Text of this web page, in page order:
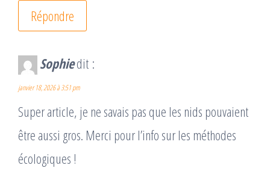
Répondre
Sophiedit :
janvier 18, 2026 à 3:51 pm
Super article, je ne savais pas que les nids pouvaient
être aussi gros. Merci pour l’info sur les méthodes
écologiques !